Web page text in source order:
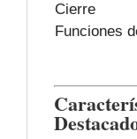
Cierre
Funciones